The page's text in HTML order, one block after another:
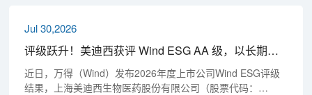
Jul 30,2026
评级跃升！美迪西获评 Wind ESG AA 级，以长期主义锚定可持续未来
近日，万得（Wind）发布2026年度上市公司Wind ESG评级
结果，上海美迪西生物医药股份有限公司（股票代码：